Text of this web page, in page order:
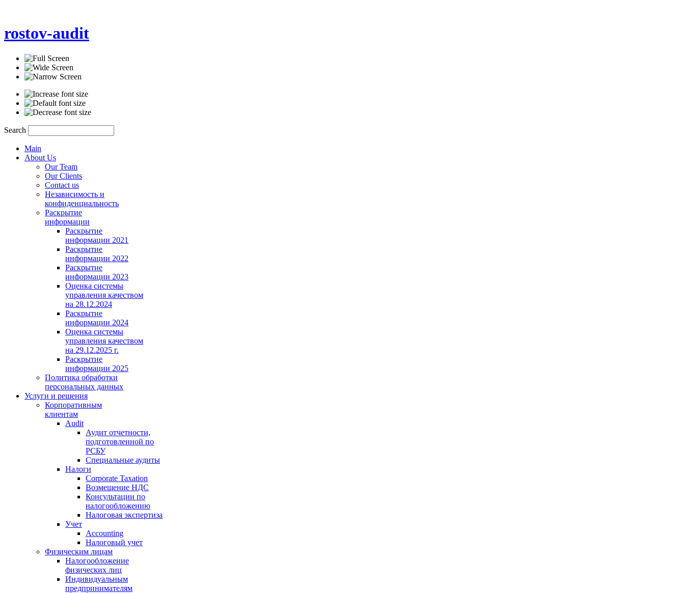
rostov-audit
Search
Main
About Us
Our Team
Our Clients
Contact us
Независимость и
конфиденциальность
Раскрытие
информации
Раскрытие
информации 2021
Раскрытие
информации 2022
Раскрытие
информации 2023
Оценка системы
управления качеством
на 28.12.2024
Раскрытие
информации 2024
Оценка системы
управления качеством
на 29.12.2025 г.
Раскрытие
информации 2025
Политика обработки
персональных данных
Услуги и решения
Корпоративным
клиентам
Audit
Аудит отчетности,
подготовленной по
РСБУ
Специальные аудиты
Налоги
Corporate Taxation
Возмещение НДС
Консультации по
налогообложению
Налоговая экспертиза
Учет
Accounting
Налоговый учет
Физическим лицам
Налогообложение
физических лиц
Индивидуальным
предпринимателям